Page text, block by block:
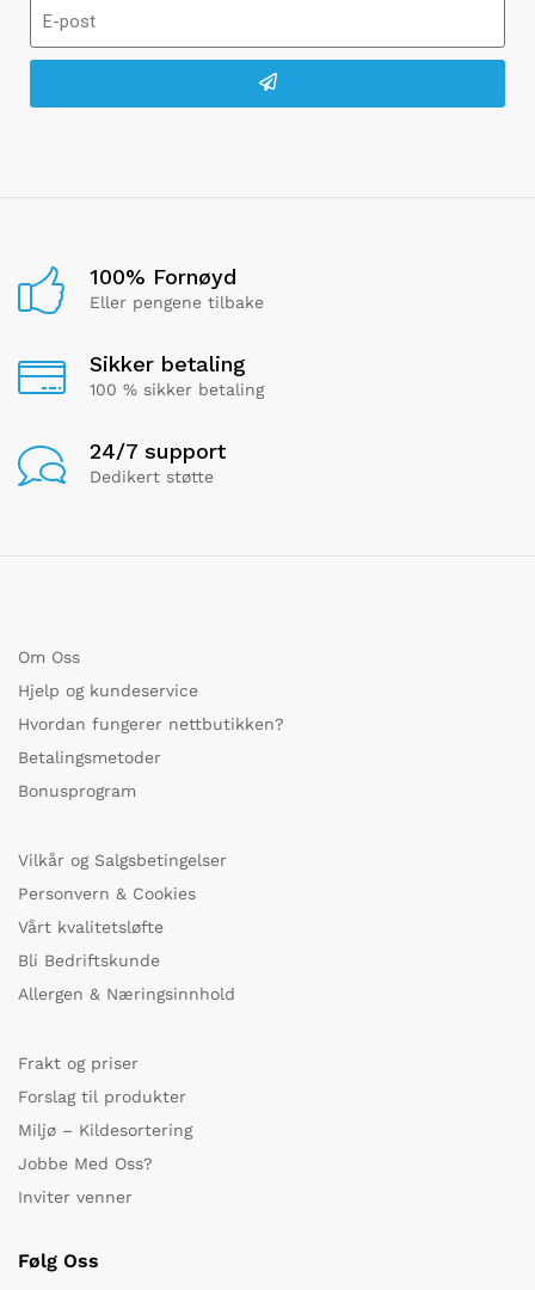
100% Fornøyd
Eller pengene tilbake
Sikker betaling
100 % sikker betaling
24/7 support
Dedikert støtte
Om Oss
Hjelp og kundeservice
Hvordan fungerer nettbutikken?
Betalingsmetoder
Bonusprogram
Vilkår og Salgsbetingelser
Personvern & Cookies
Vårt kvalitetsløfte
Bli Bedriftskunde
Allergen & Næringsinnhold
Frakt og priser
Forslag til produkter
Miljø – Kildesortering
Jobbe Med Oss?
Inviter venner
Følg Oss